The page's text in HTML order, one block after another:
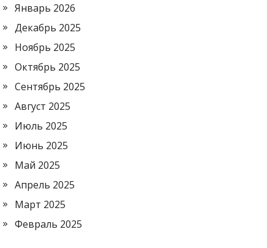
Январь 2026
Декабрь 2025
Ноябрь 2025
Октябрь 2025
Сентябрь 2025
Август 2025
Июль 2025
Июнь 2025
Май 2025
Апрель 2025
Март 2025
Февраль 2025